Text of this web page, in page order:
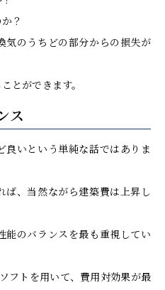
？
気のうちどの部分からの損失が
とができます。
ス
良いという単純な話ではありま
ば、当然ながら建築費は上昇し
能のバランスを最も重視してい
フトを用いて、費用対効果が最